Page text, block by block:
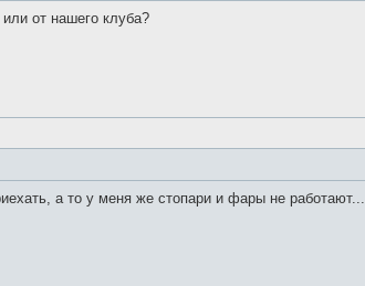
от нашего клуба?
а то у меня же стопари и фары не работают...